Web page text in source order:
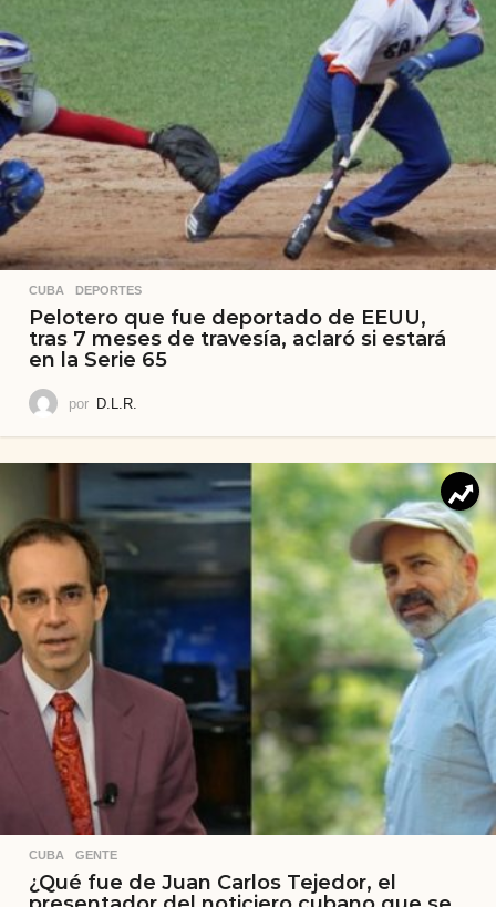
CUBA ,DEPORTES
Pelotero que fue deportado de EEUU,
tras 7 meses de travesía, aclaró si estará
en la Serie 65
por D.L.R.
CUBA ,GENTE
¿Qué fue de Juan Carlos Tejedor, el